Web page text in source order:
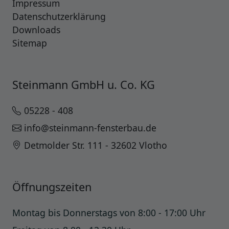
Impressum
Datenschutzerklärung
Downloads
Sitemap
Steinmann GmbH u. Co. KG
05228 - 408
info@steinmann-fensterbau.de
Detmolder Str. 111 - 32602 Vlotho
Öffnungszeiten
Montag bis Donnerstags von 8:00 - 17:00 Uhr